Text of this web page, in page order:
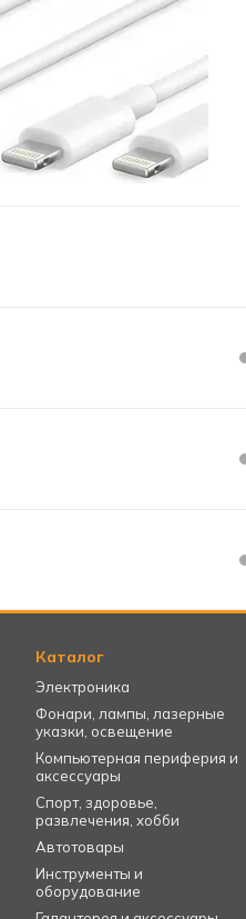
Каталог
Электроника
Фонари, лампы, лазерные
указки, освещение
Компьютерная периферия и
аксессуары
Спорт, здоровье,
развлечения, хобби
Автотовары
Инструменты и
оборудование